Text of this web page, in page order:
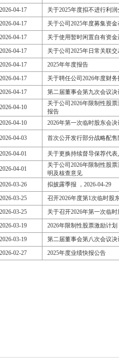
2026-04-17
关于2025年度拟不进行利
2026-04-17
关于公司2025年度募集资
2026-04-17
关于使用暂时闲置自有资
2026-04-17
关于公司2025年日常关联
2026-04-17
2025年年度报告
2026-04-17
关于聘任公司2026年度财
2026-04-17
第二届董事会第九次会议决
2026-04-10
关于公司2026年限制性股
报告
2026-04-10
2026年第一次临时股东会
2026-04-03 首次公开发行部分战略配
2026-04-01 关于更换持续督导保荐代
2026-04-01
关于公司2026年限制性股
明及核查意见
2026-03-26
拟披露季报 ，2026-04-29
2026-03-25
召开2026年度第1次临时股
2026-03-25
关于召开2026年第一次临
2026-03-19
2026年限制性股票激励计
2026-03-19
第二届董事会第八次会议决
2026-02-27
2025年度业绩快报公告